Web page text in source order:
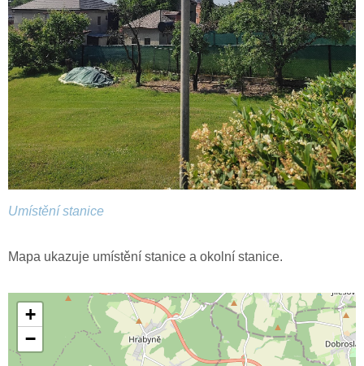
Umístění stanice
Mapa ukazuje umístění stanice a okolní stanice.
+
−